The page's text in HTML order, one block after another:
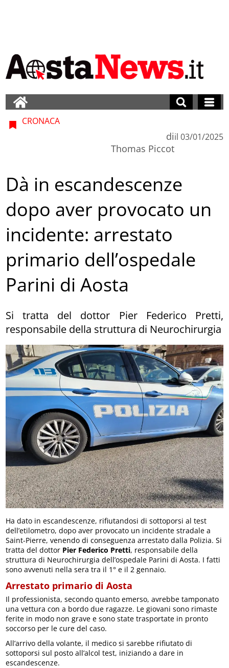
CRONACA
di
Thomas Piccot
il 03/01/2025
Dà in escandescenze
dopo aver provocato un
incidente: arrestato
primario dell’ospedale
Parini di Aosta
Si tratta del dottor Pier Federico Pretti,
responsabile della struttura di Neurochirurgia
Ha dato in escandescenze, rifiutandosi di sottoporsi al test
dell’etilometro, dopo aver provocato un incidente stradale a
Saint-Pierre, venendo di conseguenza arrestato dalla Polizia. Si
tratta del dottor Pier Federico Pretti, responsabile della
struttura di Neurochirurgia dell’ospedale Parini di Aosta. I fatti
sono avvenuti nella sera tra il 1° e il 2 gennaio.
Arrestato primario di Aosta
Il professionista, secondo quanto emerso, avrebbe tamponato
una vettura con a bordo due ragazze. Le giovani sono rimaste
ferite in modo non grave e sono state trasportate in pronto
soccorso per le cure del caso.
All’arrivo della volante, il medico si sarebbe rifiutato di
sottoporsi sul posto all’alcol test, iniziando a dare in
escandescenze.